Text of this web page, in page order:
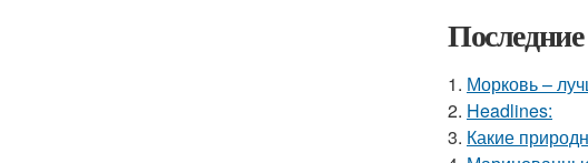
1. Морковь –
2. Headlines:
3. Какие